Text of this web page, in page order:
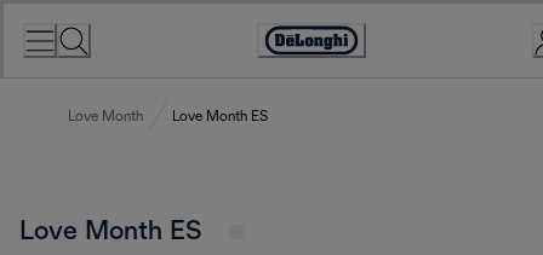
Accessibility
Love Month Love Month ES
Love Month ES